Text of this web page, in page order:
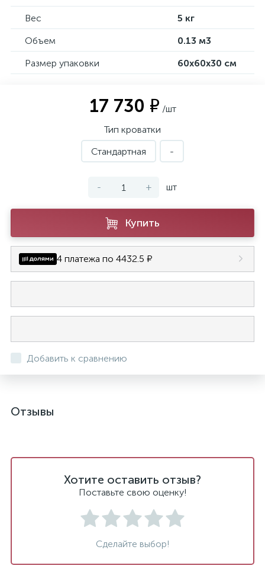
Вес
5 кг
Объем
0.13 м3
Размер упаковки
60х60х30 см
17 730 ₽ /шт
Тип кроватки
Стандартная
-
- + шт
Купить
4 платежа по 4432.5 ₽
Добавить к сравнению
Отзывы
Хотите оставить отзыв?
Поставьте свою оценку!
Сделайте выбор!